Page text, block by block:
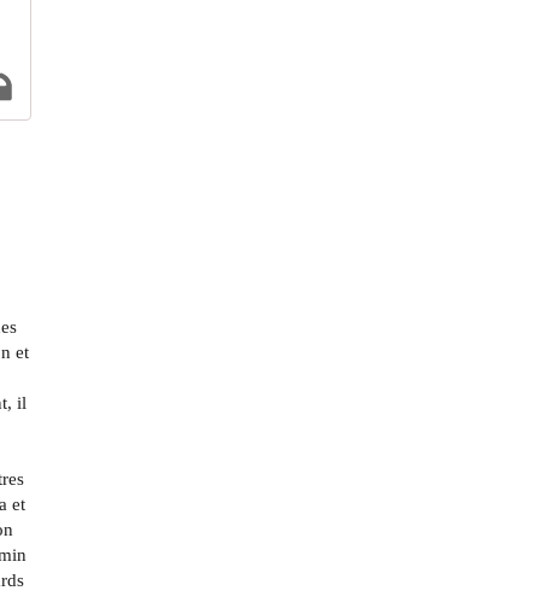
et
il
et